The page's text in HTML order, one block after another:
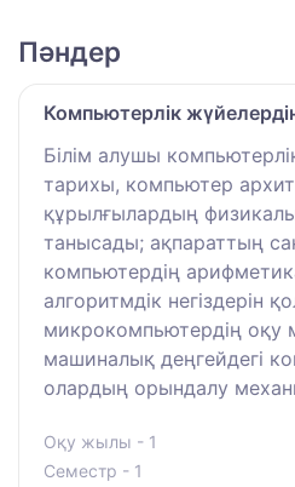
Пәндер
Компьютерлік
Білім алушы
тарихы, компьютер
құрылғылардың
танысады; ақпараттың
компьютердің
алгоритмдік негіздерін
микрокомпьютердің оқу
машиналық деңгейдегі
олардың орындалу
Оқу жылы - 1
Семестр - 1